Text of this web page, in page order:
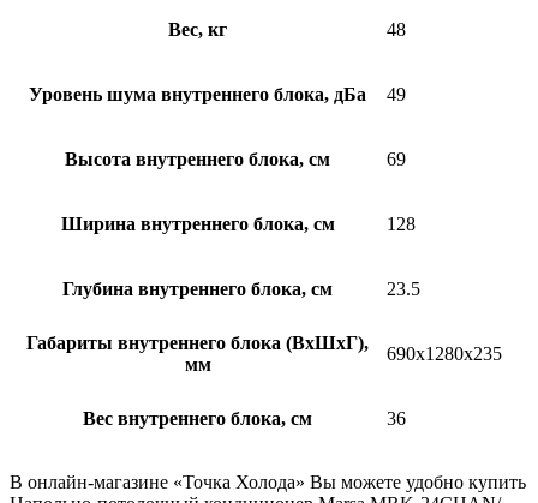
Вес, кг 48
Уровень шума внутреннего блока, дБа 49
Высота внутреннего блока, см 69
Ширина внутреннего блока, см 128
Глубина внутреннего блока, см 23.5
Габариты внутреннего блока (ВхШхГ),
мм
690х1280х235
Вес внутреннего блока, см 36
В онлайн-магазине «Точка Холода» Вы можете удобно купить